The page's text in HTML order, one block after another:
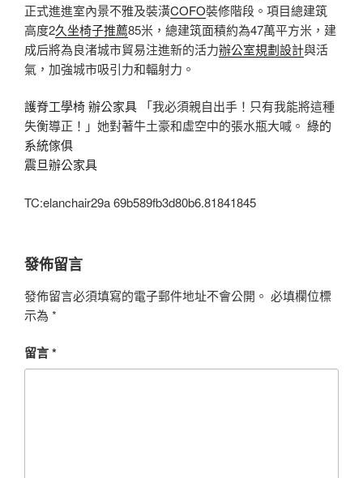
正式進進室內景不雅及裝潢COFO裝修階段。項目總建筑
高度2久坐椅子推薦85米，總建筑面積約為47萬平方米，建
成后將為良渚城市貿易注進新的活力辦公室規劃設計與活
氣，加強城市吸引力和輻射力。
護脊工學椅辦公家具 「我必須親自出手！只有我能將這種
失衡導正！」她對著牛土豪和虛空中的張水瓶大喊。 綠的
系統傢俱
震旦辦公家具
TC:elanchair29a 69b589fb3d80b6.81841845
發佈留言
發佈留言必須填寫的電子郵件地址不會公開。 必填欄位標
示為 *
留言*